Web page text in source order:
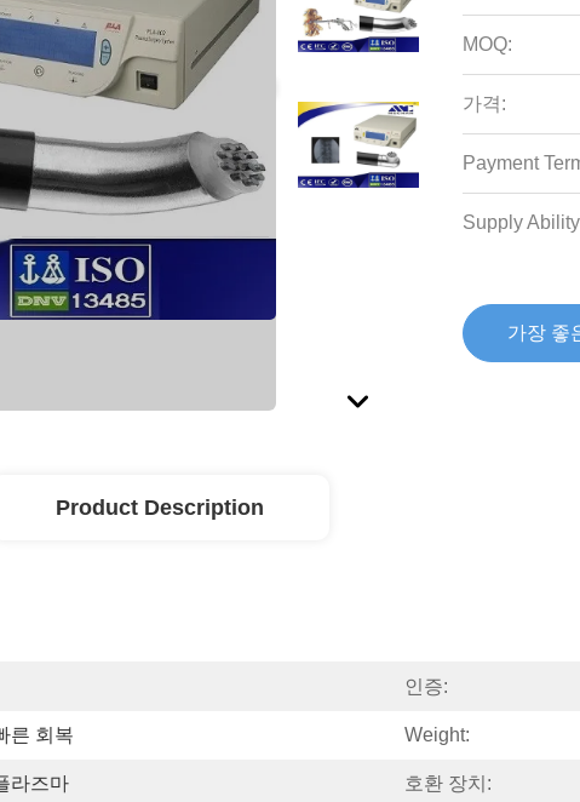
MOQ:
가격:
Payment
Supply
가장 좋
Product Description
인증:
른 회복 Weight:
라즈마 호환 장치: